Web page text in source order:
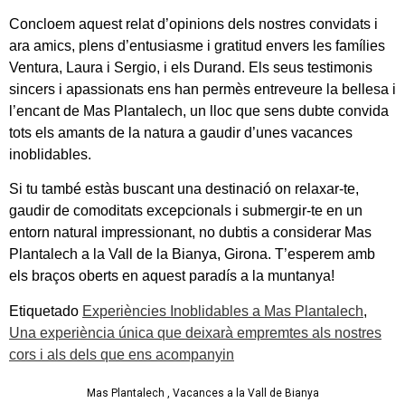
Concloem aquest relat d’opinions dels nostres convidats i
ara amics, plens d’entusiasme i gratitud envers les famílies
Ventura, Laura i Sergio, i els Durand. Els seus testimonis
sincers i apassionats ens han permès entreveure la bellesa i
l’encant de Mas Plantalech, un lloc que sens dubte convida
tots els amants de la natura a gaudir d’unes vacances
inoblidables.
Si tu també estàs buscant una destinació on relaxar-te,
gaudir de comoditats excepcionals i submergir-te en un
entorn natural impressionant, no dubtis a considerar Mas
Plantalech a la Vall de la Bianya, Girona. T’esperem amb
els braços oberts en aquest paradís a la muntanya!
Etiquetado Experiències Inoblidables a Mas Plantalech,
Una experiència única que deixarà empremtes als nostres
cors i als dels que ens acompanyin
Mas Plantalech , Vacances a la Vall de Bianya